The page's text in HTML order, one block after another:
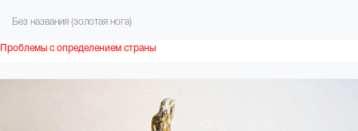
Без названия (золотая нога)
Проблемы с определением страны